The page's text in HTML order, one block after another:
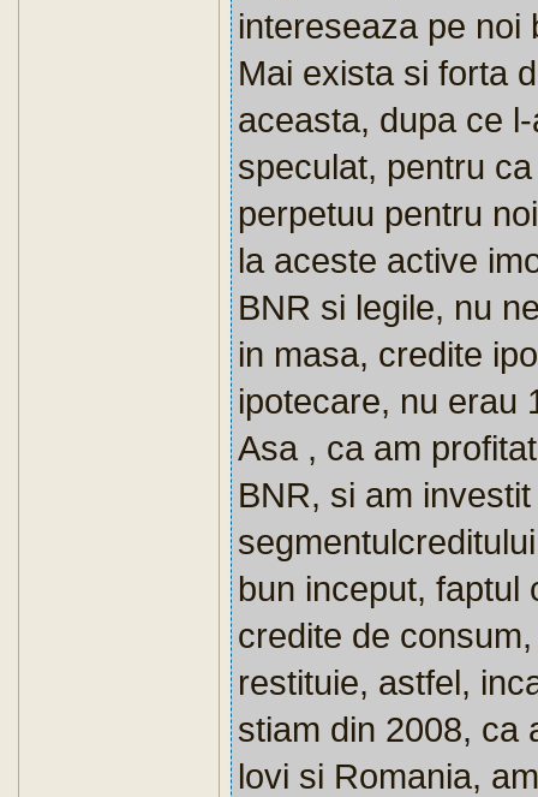
intereseaza pe noi
Mai exista si forta
aceasta, dupa ce
speculat, pentru
perpetuu pentru
la aceste active
BNR si legile, nu
in masa, credite
ipotecare, nu erau
Asa , ca am
BNR, si am
bun inceput, faptul
credite de
restituie, astfel,
stiam din 2008, ca
lovi si Romania,